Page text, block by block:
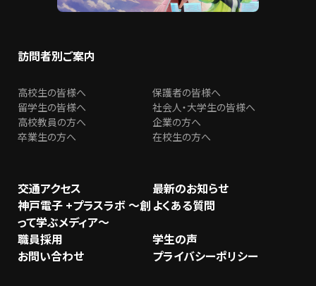
訪問者別ご案内
高校生の皆様へ
保護者の皆様へ
留学生の皆様へ
社会人・大学生の皆様へ
高校教員の方へ
企業の方へ
卒業生の方へ
在校生の方へ
交通アクセス
最新のお知らせ
神戸電子 +プラスラボ ～創
って学ぶメディア～
よくある質問
職員採用
学生の声
お問い合わせ
プライバシーポリシー